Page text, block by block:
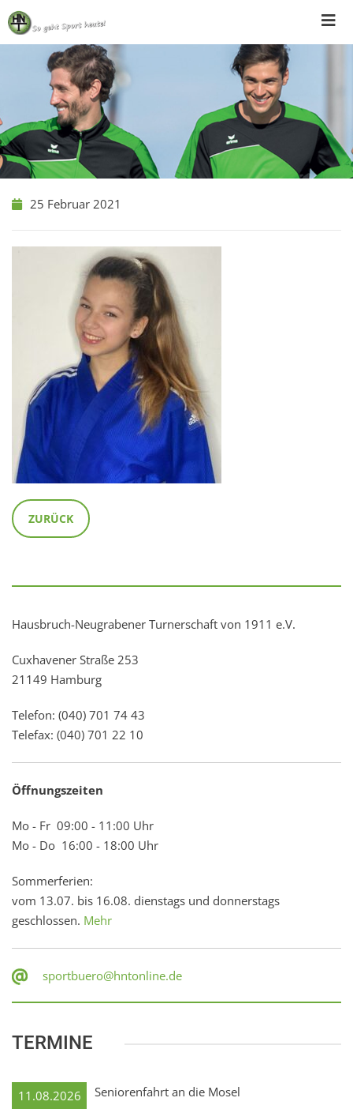
Skip
to
content
25 Februar 2021
ZURÜCK
Hausbruch-Neugrabener Turnerschaft von 1911 e.V.
Cuxhavener Straße 253
21149 Hamburg
Telefon: (040) 701 74 43
Telefax: (040) 701 22 10
Öffnungszeiten
Mo - Fr 09:00 - 11:00 Uhr
Mo - Do 16:00 - 18:00 Uhr
Sommerferien:
vom 13.07. bis 16.08. dienstags und donnerstags
geschlossen. Mehr
sportbuero@hntonline.de
TERMINE
11.08.2026 Seniorenfahrt an die Mosel